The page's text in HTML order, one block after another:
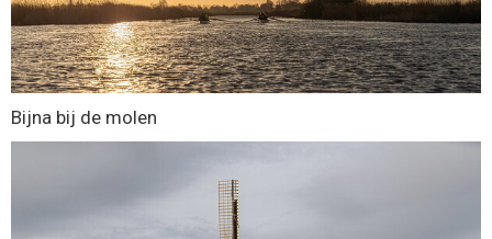
Bijna bij de molen